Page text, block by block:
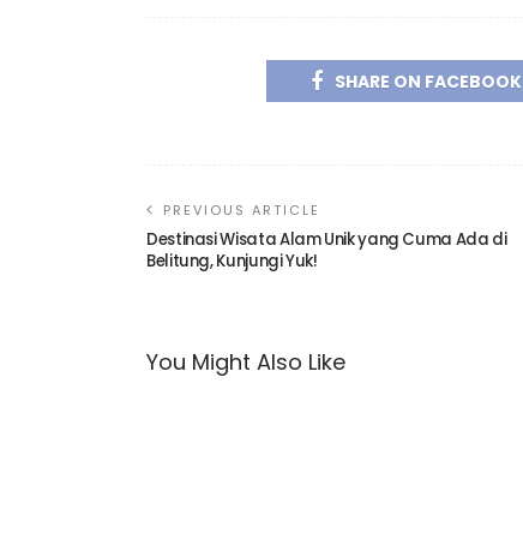
SHARE ON FACEBOOK
PREVIOUS ARTICLE
Destinasi Wisata Alam Unik yang Cuma Ada di
Belitung, Kunjungi Yuk!
You Might Also Like